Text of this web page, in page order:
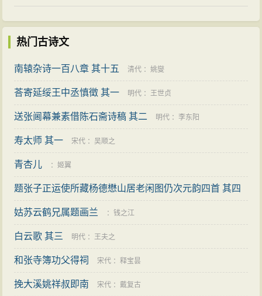
热门古诗文
南辕杂诗一百八章 其十五 清代 ：姚燮
荅寄延绥王中丞慎徵 其一 明代 ：王世贞
送张阃幕兼素借陈石斋诗稿 其二 明代 ：李东阳
寿太师 其一 宋代 ：吴顺之
青杏儿 ： 姬翼
题张子正运使所藏杨德懋山居老闲图仍次元韵四首 其四
南北朝：王寂
姑苏云鹤兄属题画兰 ：钱之江
白云歌 其三 明代 ：王夫之
和张寺簿功父得祠 宋代 ：释宝昙
挽大溪姚祥叔即南 宋代 ：戴复古